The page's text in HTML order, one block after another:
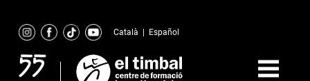
content
Català Español